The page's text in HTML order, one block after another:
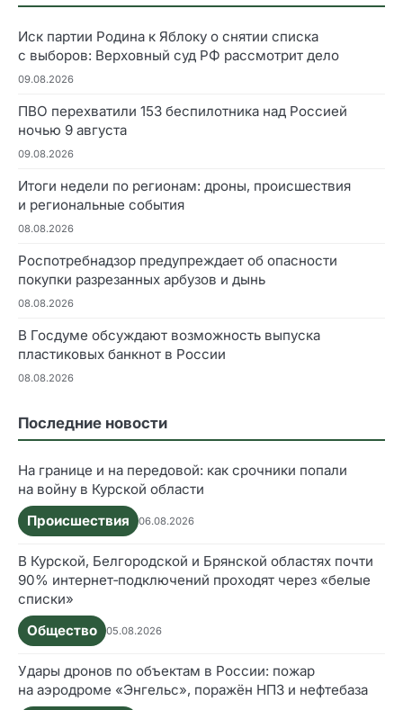
Иск партии Родина к Яблоку о снятии списка
с выборов: Верховный суд РФ рассмотрит дело
09.08.2026
ПВО перехватили 153 беспилотника над Россией
ночью 9 августа
09.08.2026
Итоги недели по регионам: дроны, происшествия
и региональные события
08.08.2026
Роспотребнадзор предупреждает об опасности
покупки разрезанных арбузов и дынь
08.08.2026
В Госдуме обсуждают возможность выпуска
пластиковых банкнот в России
08.08.2026
Последние новости
На границе и на передовой: как срочники попали
на войну в Курской области
Происшествия
06.08.2026
В Курской, Белгородской и Брянской областях почти
90% интернет‑подключений проходят через «белые
списки»
Общество
05.08.2026
Удары дронов по объектам в России: пожар
на аэродроме «Энгельс», поражён НПЗ и нефтебаза